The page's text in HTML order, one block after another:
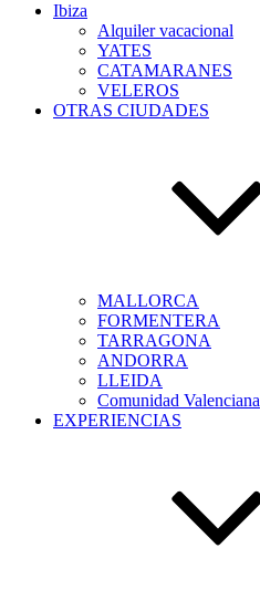
Ibiza
Alquiler vacacional
YATES
CATAMARANES
VELEROS
OTRAS CIUDADES
MALLORCA
FORMENTERA
TARRAGONA
ANDORRA
LLEIDA
Comunidad Valenciana
EXPERIENCIAS